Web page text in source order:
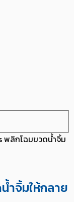
พลิกโฉมขวดน้ำจิ้ม
ำจิ้มให้กลาย